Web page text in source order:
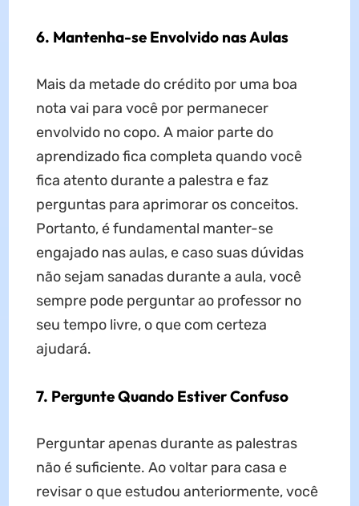
6. Mantenha-se Envolvido nas Aulas
Mais da metade do crédito por uma boa
nota vai para você por permanecer
envolvido no copo. A maior parte do
aprendizado fica completa quando você
fica atento durante a palestra e faz
perguntas para aprimorar os conceitos.
Portanto, é fundamental manter-se
engajado nas aulas, e caso suas dúvidas
não sejam sanadas durante a aula, você
sempre pode perguntar ao professor no
seu tempo livre, o que com certeza
ajudará.
7. Pergunte Quando Estiver Confuso
Perguntar apenas durante as palestras
não é suficiente. Ao voltar para casa e
revisar o que estudou anteriormente, você